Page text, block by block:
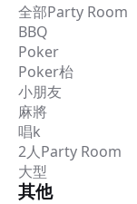
全部Party Room
BBQ
Poker
Poker枱
小朋友
麻將
唱k
2人Party Room
大型
其他